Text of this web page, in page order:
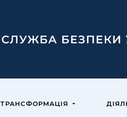
ТРАНСФОРМАЦІЯ